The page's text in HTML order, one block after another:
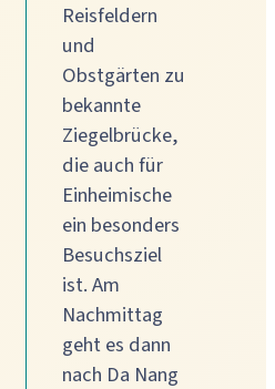
Reisfeldern
und
Obstgärten zu
bekannte
Ziegelbrücke,
die auch für
Einheimische
ein besonders
Besuchsziel
ist. Am
Nachmittag
geht es dann
nach Da Nang